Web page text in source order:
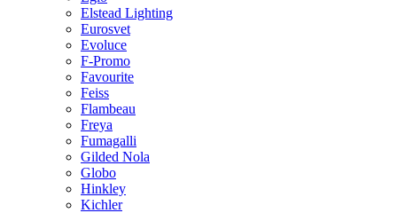
Elstead Lighting
Eurosvet
Evoluce
F-Promo
Favourite
Feiss
Flambeau
Freya
Fumagalli
Gilded Nola
Globo
Hinkley
Kichler